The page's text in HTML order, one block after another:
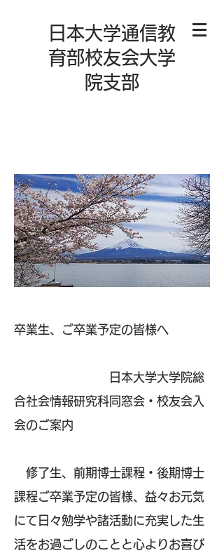
日本大学通信教
育部校友会大学
院支部
卒業生、ご卒業予定の皆様へ
日本大学大学院総
合社会情報研究科同窓会・校友会入
会のご案内
修了生、前期博士課程・後期博士
課程ご卒業予定の皆様、益々お元気
にて日々勉学や諸活動に充実した生
活をお過ごしのことと心よりお喜び